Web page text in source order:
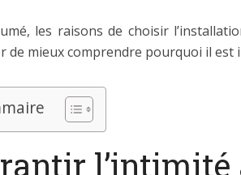
les raisons de choisir
de mieux comprendre pourquoi il est